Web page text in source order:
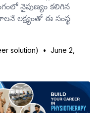
నైపుణ్యం కలిగిన
లక్ష్యంతో ఈ సంస్థ
solution) • June 2,